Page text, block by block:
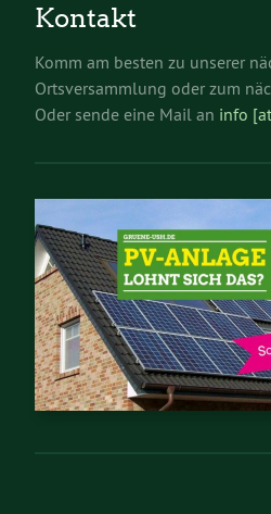
Kontakt
Komm am besten zu unserer
Ortsversammlung oder zum
Oder sende eine Mail an info